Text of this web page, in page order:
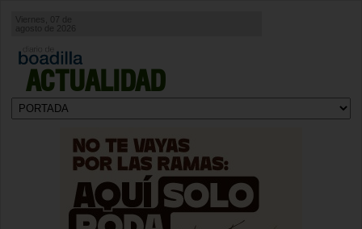
ACTUALIDAD
agosto de 2026